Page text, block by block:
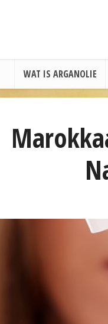
WAT IS ARGANOLIE